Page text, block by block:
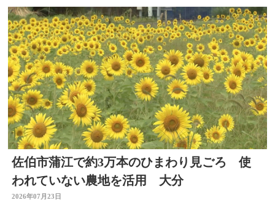
佐伯市蒲江で約3万本のひまわり見ごろ 使
われていない農地を活用 大分
2026年07月23日